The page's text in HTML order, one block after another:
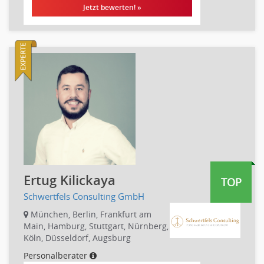
Banken, Finanzdienstleister und Versicherungen Compliance,
Firmenkundengeschäft
Investment-Banking
Kreditanalyse
Banken, Finanzdienstleister und Versicherungen Leitung,
Teamleitung
Mergers & Acquisitions
Privatkundengeschäft
Mathematik, Produkt, Statistik
Versicherung: Sachbearbeitung
Zahlungsverkehr
Berufsschule
Erwachsenenbildung
Erzieher
Jetzt bewerten! »
TOP
Ertug Kilickaya
Schwertfels Consulting GmbH
München, Berlin, Frankfurt am
Main, Hamburg, Stuttgart, Nürnberg,
Köln, Düsseldorf, Augsburg
Personalberater